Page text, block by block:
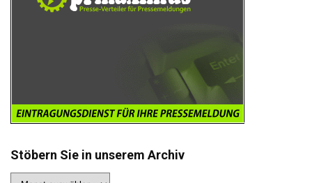
Stöbern Sie in unserem Archiv